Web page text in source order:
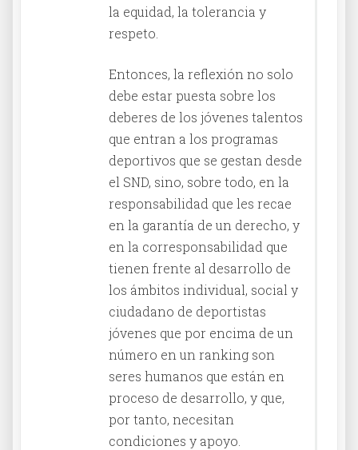
la equidad, la tolerancia y
respeto.
Entonces, la reflexión no solo
debe estar puesta sobre los
deberes de los jóvenes talentos
que entran a los programas
deportivos que se gestan desde
el SND, sino, sobre todo, en la
responsabilidad que les recae
en la garantía de un derecho, y
en la corresponsabilidad que
tienen frente al desarrollo de
los ámbitos individual, social y
ciudadano de deportistas
jóvenes que por encima de un
número en un ranking son
seres humanos que están en
proceso de desarrollo, y que,
por tanto, necesitan
condiciones y apoyo.